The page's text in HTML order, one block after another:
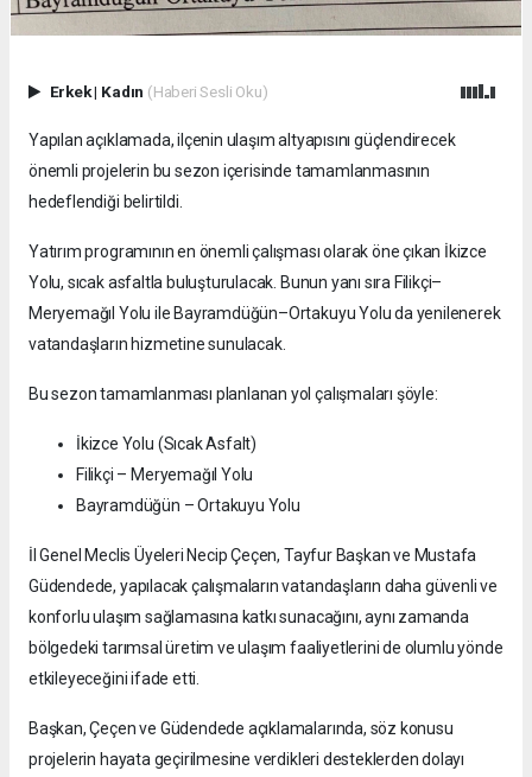
Erkek| Kadın (Haberi Sesli Oku)
Yapılan açıklamada, ilçenin ulaşım altyapısını güçlendirecek
önemli projelerin bu sezon içerisinde tamamlanmasının
hedeflendiği belirtildi.
Yatırım programının en önemli çalışması olarak öne çıkan İkizce
Yolu, sıcak asfaltla buluşturulacak. Bunun yanı sıra Filikçi–
Meryemağıl Yolu ile Bayramdüğün–Ortakuyu Yolu da yenilenerek
vatandaşların hizmetine sunulacak.
Bu sezon tamamlanması planlanan yol çalışmaları şöyle:
İkizce Yolu (Sıcak Asfalt)
Filikçi – Meryemağıl Yolu
Bayramdüğün – Ortakuyu Yolu
İl Genel Meclis Üyeleri Necip Çeçen, Tayfur Başkan ve Mustafa
Güdendede, yapılacak çalışmaların vatandaşların daha güvenli ve
konforlu ulaşım sağlamasına katkı sunacağını, aynı zamanda
bölgedeki tarımsal üretim ve ulaşım faaliyetlerini de olumlu yönde
etkileyeceğini ifade etti.
Başkan, Çeçen ve Güdendede açıklamalarında, söz konusu
projelerin hayata geçirilmesine verdikleri desteklerden dolayı